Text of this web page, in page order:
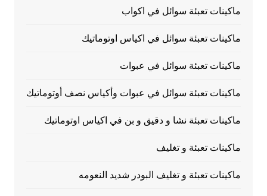
ماكينات تعبئة سوائل في اكواب
ماكينات تعبئة سوائل في اكياس اوتوماتيك
ماكينات تعبئة سوائل في عبوات
ماكينات تعبئة سوائل في عبوات وأكياس نصف أوتوماتيك
ماكينات تعبئة نشا و دقيق و بن في اكياس اوتوماتيك
ماكينات تعبئة و تغليف
ماكينات تعبئة و تغليف البودر شديد النعومه